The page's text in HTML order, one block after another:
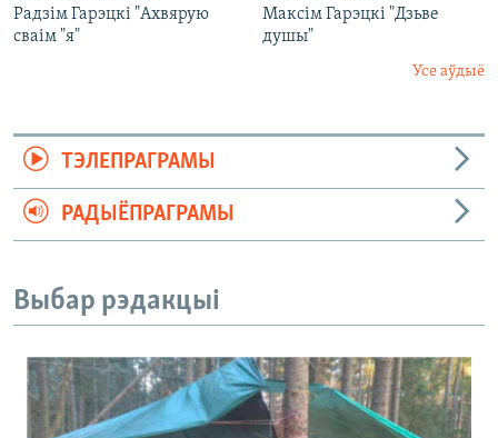
Радзім Гарэцкі "Ахвярую
сваім "я"
Максім Гарэцкі "Дзьве
душы"
Усе аўдыё
ТЭЛЕПРАГРАМЫ
РАДЫЁПРАГРАМЫ
Выбар рэдакцыі